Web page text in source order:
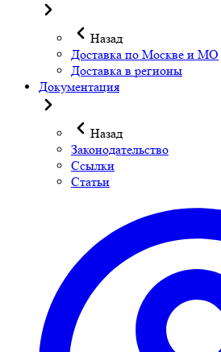
Назад
Доставка по Москве и МО
Доставка в регионы
Документация
Назад
Законодательство
Ссылки
Статьи